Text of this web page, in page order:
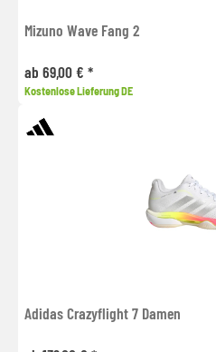
Mizuno Wave Fang 2
ab 69,00 € *
Kostenlose Lieferung DE
Adidas Crazyflight 7 Damen